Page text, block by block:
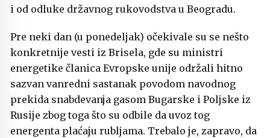
i od odluke državnog rukovodstva u Beogradu.
Pre neki dan (u ponedeljak) očekivale su se nešto
konkretnije vesti iz Brisela, gde su ministri
energetike članica Evropske unije održali hitno
sazvan vanredni sastanak povodom navodnog
prekida snabdevanja gasom Bugarske i Poljske iz
Rusije zbog toga što su odbile da uvoz tog
energenta plaćaju rubljama. Trebalo je, zapravo, da